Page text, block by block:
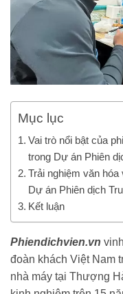
Mục lục
Vai trò nổi bật của
trong Dự án Phiên
Trải nghiệm văn
Dự án Phiên dịch
Kết luận
Phiendichvien.vn
đoàn khách Việt Nam
nhà máy tại Thượng